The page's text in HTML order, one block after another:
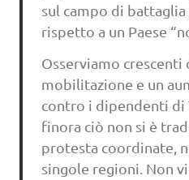
sul campo di
rispetto a un Paese
Osserviamo
mobilitazione e un
contro i dipendenti di
finora ciò non si è
protesta coordinate,
singole regioni. Non